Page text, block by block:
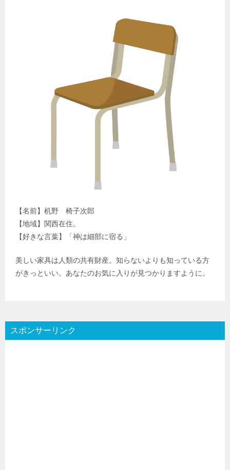
【名前】机野 椅子次郎
【地域】関西在住。
【好きな言葉】「神は細部に宿る」
美しい家具は人類の共有財産。知らないよりも知っている方
がきっといい。あなたのお気に入りが見つかりますように。
スポンサーリンク